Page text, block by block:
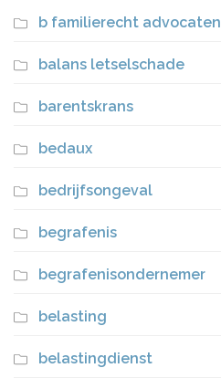
b familierecht advocaten
balans letselschade
barentskrans
bedaux
bedrijfsongeval
begrafenis
begrafenisondernemer
belasting
belastingdienst